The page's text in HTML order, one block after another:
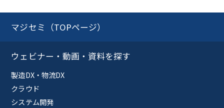
マジセミ（TOPページ）
ウェビナー・動画・資料を探す
製造DX・物流DX
クラウド
システム開発